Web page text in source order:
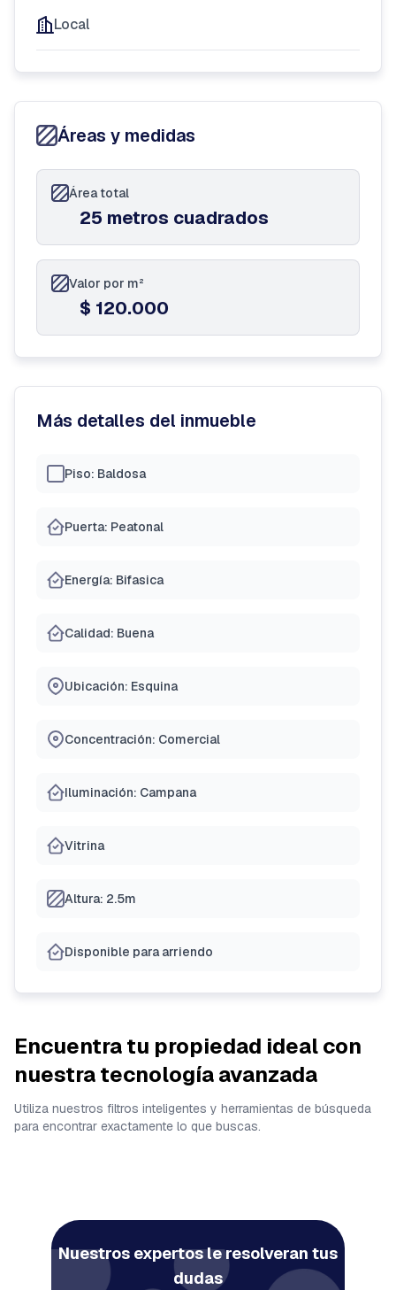
Local
Áreas y medidas
Área total
25 metros cuadrados
Valor por m²
$ 120.000
Más detalles del inmueble
Piso: Baldosa
Puerta: Peatonal
Energía: Bifasica
Calidad: Buena
Ubicación: Esquina
Concentración: Comercial
Iluminación: Campana
Vitrina
Altura: 2.5m
Disponible para arriendo
Encuentra tu propiedad ideal con
nuestra tecnología avanzada
Utiliza nuestros filtros inteligentes y herramientas de búsqueda
para encontrar exactamente lo que buscas.
Nuestros expertos le resolveran tus
dudas